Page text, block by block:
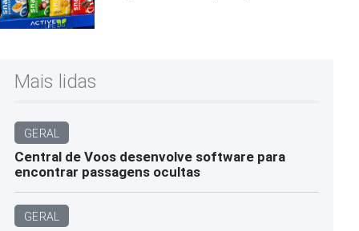
Mais lidas
GERAL
Central de Voos desenvolve software para
encontrar passagens ocultas
GERAL